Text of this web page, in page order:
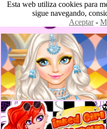
Esta web utiliza cookies para
sigue navegando,
Aceptar-